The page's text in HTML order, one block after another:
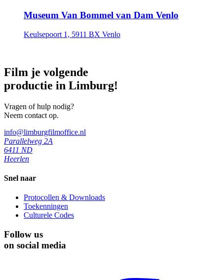
Museum Van Bommel van Dam Venlo
Keulsepoort 1, 5911 BX Venlo
Film je volgende
productie in Limburg!
Vragen of hulp nodig?
Neem contact op.
info@limburgfilmoffice.nl
Parallelweg 2A
6411 ND
Heerlen
Snel naar
Protocollen & Downloads
Toekenningen
Culturele Codes
Follow us
on social media